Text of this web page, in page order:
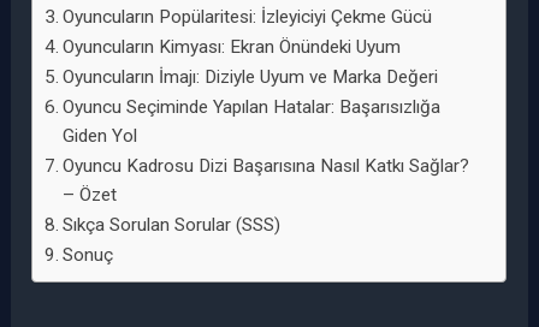
Oyuncuların Popülaritesi: İzleyiciyi Çekme Gücü
Oyuncuların Kimyası: Ekran Önündeki Uyum
Oyuncuların İmajı: Diziyle Uyum ve Marka Değeri
Oyuncu Seçiminde Yapılan Hatalar: Başarısızlığa
Giden Yol
Oyuncu Kadrosu Dizi Başarısına Nasıl Katkı Sağlar?
– Özet
Sıkça Sorulan Sorular (SSS)
Sonuç